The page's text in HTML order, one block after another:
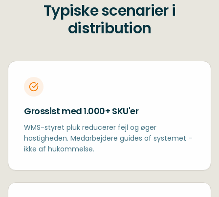
Typiske scenarier i
distribution
Grossist med 1.000+ SKU'er
WMS-styret pluk reducerer fejl og øger
hastigheden. Medarbejdere guides af systemet –
ikke af hukommelse.